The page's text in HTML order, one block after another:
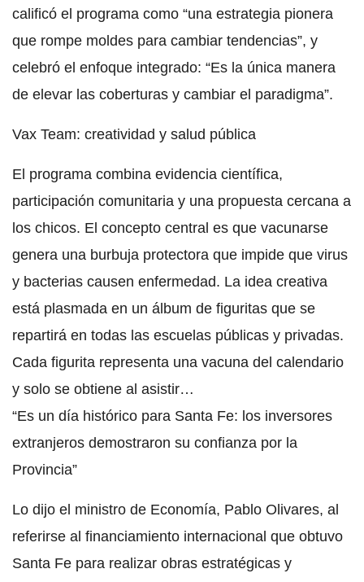
calificó el programa como “una estrategia pionera
que rompe moldes para cambiar tendencias”, y
celebró el enfoque integrado: “Es la única manera
de elevar las coberturas y cambiar el paradigma”.
Vax Team: creatividad y salud pública
El programa combina evidencia científica,
participación comunitaria y una propuesta cercana a
los chicos. El concepto central es que vacunarse
genera una burbuja protectora que impide que virus
y bacterias causen enfermedad. La idea creativa
está plasmada en un álbum de figuritas que se
repartirá en todas las escuelas públicas y privadas.
Cada figurita representa una vacuna del calendario
y solo se obtiene al asistir…
“Es un día histórico para Santa Fe: los inversores
extranjeros demostraron su confianza por la
Provincia”
Lo dijo el ministro de Economía, Pablo Olivares, al
referirse al financiamiento internacional que obtuvo
Santa Fe para realizar obras estratégicas y